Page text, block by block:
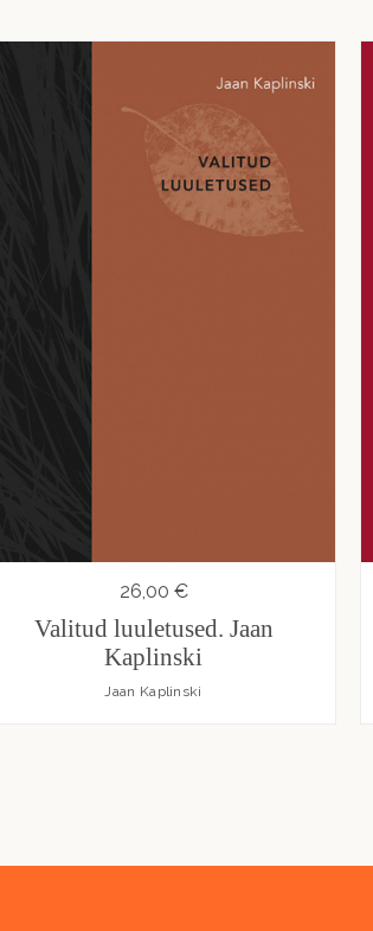
26,00 €
Valitud luuletused. Jaan
Kaplinski
Jaan Kaplinski